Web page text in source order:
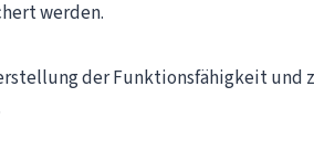
werden.
der Funktionsfähigkeit